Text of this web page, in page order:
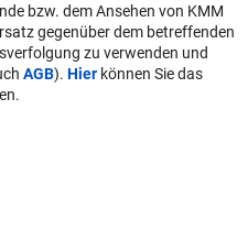
bzw. dem Ansehen von KMM
gegenüber dem betreffenden
zu verwenden und
AGB). Hier können Sie das